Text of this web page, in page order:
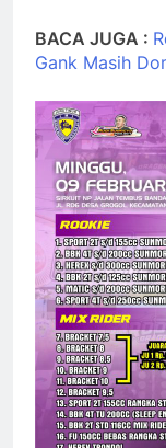
BACA JUGA :
Gank Masih